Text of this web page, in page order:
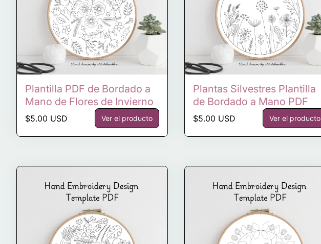
Plantilla PDF de Bordado a
Mano de Flores de Invierno
Precio normal
$5.00 USD Ver el producto
Plantas Silvestres Plantilla
de Bordado a Mano PDF
Precio normal
$5.00 USD Ver el producto